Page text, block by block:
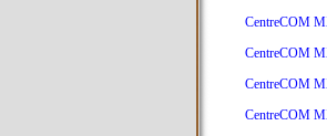
CentreCOM
CentreCOM
CentreCOM
CentreCOM